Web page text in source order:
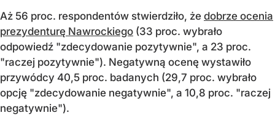
Aż 56 proc. respondentów stwierdziło, że dobrze ocenia
prezydenturę Nawrockiego (33 proc. wybrało
odpowiedź "zdecydowanie pozytywnie", a 23 proc.
"raczej pozytywnie"). Negatywną ocenę wystawiło
przywódcy 40,5 proc. badanych (29,7 proc. wybrało
opcję "zdecydowanie negatywnie", a 10,8 proc. "raczej
negatywnie").